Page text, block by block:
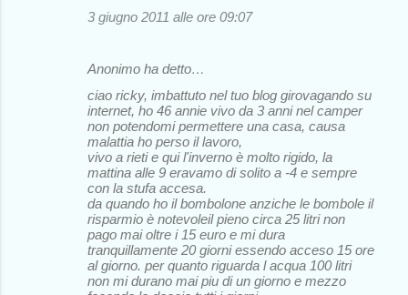
3 giugno 2011 alle ore 09:07
Anonimo ha detto…
ciao ricky, imbattuto nel tuo blog girovagando su
internet, ho 46 annie vivo da 3 anni nel camper
non potendomi permettere una casa, causa
malattia ho perso il lavoro,
vivo a rieti e qui l'inverno è molto rigido, la
mattina alle 9 eravamo di solito a -4 e sempre
con la stufa accesa.
da quando ho il bombolone anziche le bombole il
risparmio è notevoleil pieno circa 25 litri non
pago mai oltre i 15 euro e mi dura
tranquillamente 20 giorni essendo acceso 15 ore
al giorno. per quanto riguarda l acqua 100 litri
non mi durano mai piu di un giorno e mezzo